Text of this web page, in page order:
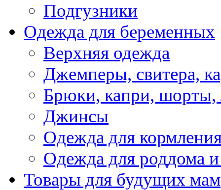
Подгузники
Одежда для беременных
Верхняя одежда
Джемперы, свитера,
Брюки, капри, шорты,
Джинсы
Одежда для
Одежда для роддома
Товары для будущих мам